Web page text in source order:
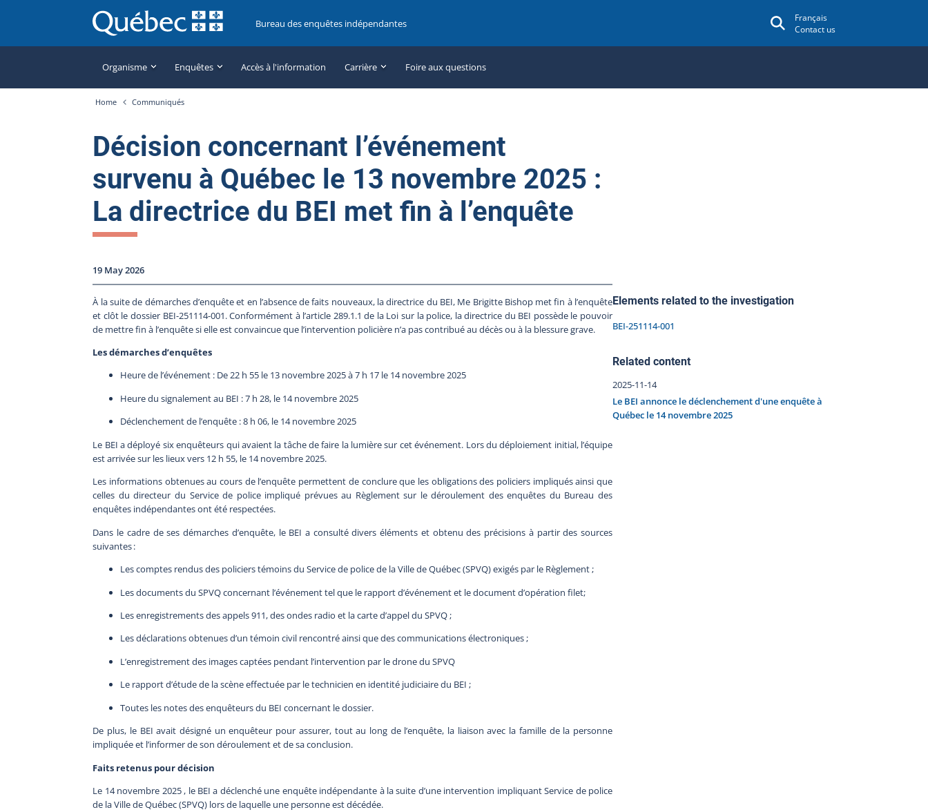
Bureau des enquêtes indépendantes
Français
Contact us
Organisme Enquêtes Accès à l'information Carrière Foire aux questions
Home Communiqués
Décision concernant l’événement
survenu à Québec le 13 novembre 2025 :
La directrice du BEI met fin à l’enquête
19 May 2026
À la suite de démarches d’enquête et en l’absence de faits nouveaux, la directrice du BEI, Me Brigitte Bishop met fin à l’enquête
et clôt le dossier BEI-251114-001. Conformément à l’article 289.1.1 de la Loi sur la police, la directrice du BEI possède le pouvoir
de mettre fin à l’enquête si elle est convaincue que l’intervention policière n’a pas contribué au décès ou à la blessure grave.
Les démarches d’enquêtes
Heure de l’événement : De 22 h 55 le 13 novembre 2025 à 7 h 17 le 14 novembre 2025
Heure du signalement au BEI : 7 h 28, le 14 novembre 2025
Déclenchement de l’enquête : 8 h 06, le 14 novembre 2025
Le BEI a déployé six enquêteurs qui avaient la tâche de faire la lumière sur cet événement. Lors du déploiement initial, l’équipe
est arrivée sur les lieux vers 12 h 55, le 14 novembre 2025.
Les informations obtenues au cours de l’enquête permettent de conclure que les obligations des policiers impliqués ainsi que
celles du directeur du Service de police impliqué prévues au Règlement sur le déroulement des enquêtes du Bureau des
enquêtes indépendantes ont été respectées.
Dans le cadre de ses démarches d’enquête, le BEI a consulté divers éléments et obtenu des précisions à partir des sources
suivantes :
Les comptes rendus des policiers témoins du Service de police de la Ville de Québec (SPVQ) exigés par le Règlement ;
Les documents du SPVQ concernant l’événement tel que le rapport d’événement et le document d’opération filet;
Les enregistrements des appels 911, des ondes radio et la carte d’appel du SPVQ ;
Les déclarations obtenues d’un témoin civil rencontré ainsi que des communications électroniques ;
L’enregistrement des images captées pendant l’intervention par le drone du SPVQ
Le rapport d’étude de la scène effectuée par le technicien en identité judiciaire du BEI ;
Toutes les notes des enquêteurs du BEI concernant le dossier.
De plus, le BEI avait désigné un enquêteur pour assurer, tout au long de l’enquête, la liaison avec la famille de la personne
impliquée et l’informer de son déroulement et de sa conclusion.
Faits retenus pour décision
Le 14 novembre 2025 , le BEI a déclenché une enquête indépendante à la suite d’une intervention impliquant Service de police
de la Ville de Québec (SPVQ) lors de laquelle une personne est décédée.
Elements related to the investigation
BEI-251114-001
Related content
2025-11-14
Le BEI annonce le déclenchement d'une enquête à
Québec le 14 novembre 2025